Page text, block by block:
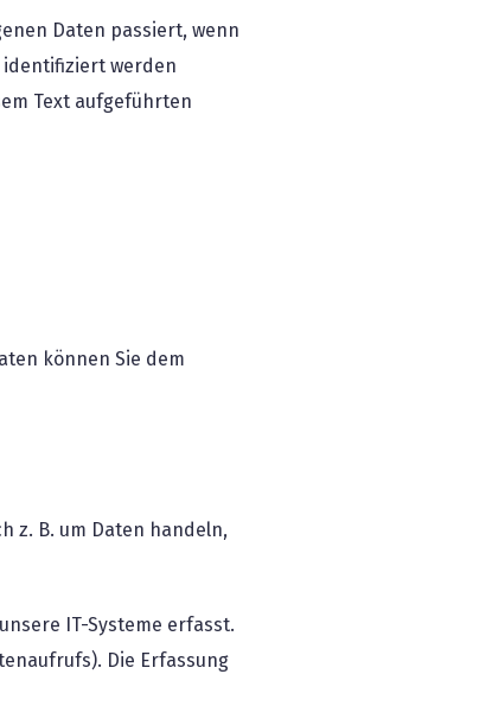
Daten passiert, wenn
identifiziert werden
Text aufgeführten
können Sie dem
z. B. um Daten handeln,
IT-Systeme erfasst.
Die Erfassung